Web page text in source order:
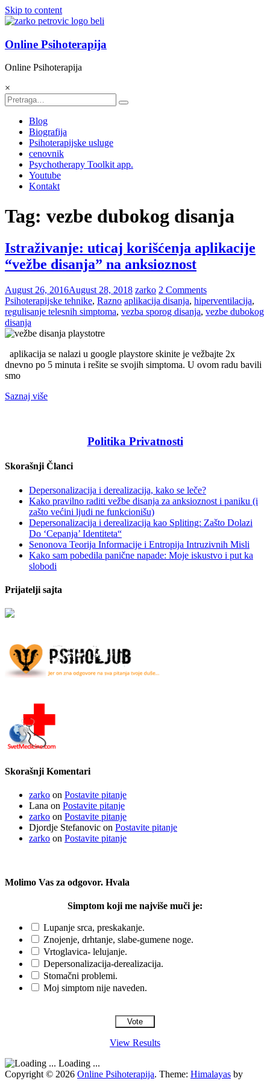
Skip to content
Online Psihoterapija
Online Psihoterapija
×
Blog
Biografija
Psihoterapijske usluge
cenovnik
Psychotherapy Toolkit app.
Youtube
Kontakt
Tag: vezbe dubokog disanja
Istraživanje: uticaj korišćenja aplikacije
“vežbe disanja” na anksioznost
August 26, 2016August 28, 2018 zarko 2 Comments
Psihoterapijske tehnike, Razno aplikacija disanja, hiperventilacija,
regulisanje telesnih simptoma, vezba sporog disanja, vezbe dubokog
disanja
aplikacija se nalazi u google playstore skinite je vežbajte 2x
dnevno po 5 minuta i rešite se svojih simptoma. U ovom radu bavili
smo
Saznaj više
Politika Privatnosti
Skorašnji Članci
Depersonalizacija i derealizacija, kako se leče?
Kako pravilno raditi vežbe disanja za anksioznost i paniku (i
zašto većini ljudi ne funkcionišu)
Depersonalizacija i derealizacija kao Spliting: Zašto Dolazi
Do ‘Cepanja’ Identiteta“
Senonova Teorija Informacije i Entropija Intruzivnih Misli
Kako sam pobedila panične napade: Moje iskustvo i put ka
slobodi
Prijatelji sajta
Skorašnji Komentari
zarko on Postavite pitanje
Lana on Postavite pitanje
zarko on Postavite pitanje
Djordje Stefanovic on Postavite pitanje
zarko on Postavite pitanje
Molimo Vas za odgovor. Hvala
Simptom koji me najviše muči je:
Lupanje srca, preskakanje.
Znojenje, drhtanje, slabe-gumene noge.
Vrtoglavica- lelujanje.
Depersonalizacija-derealizacija.
Stomačni problemi.
Moj simptom nije naveden.
View Results
Loading ...
Copyright © 2026 Online Psihoterapija. Theme: Himalayas by